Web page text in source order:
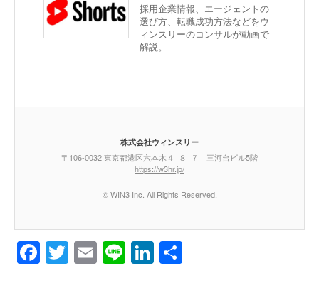
採用企業情報、エージェントの
選び方、転職成功方法などをウ
ィンスリーのコンサルが動画で
解説。
株式会社ウィンスリー
〒106-0032 東京都港区六本木４−８−７ 三河台ビル5階
https://w3hr.jp/
© WIN3 Inc. All Rights Reserved.
Facebook
Twitter
EmailLineLinkedIn